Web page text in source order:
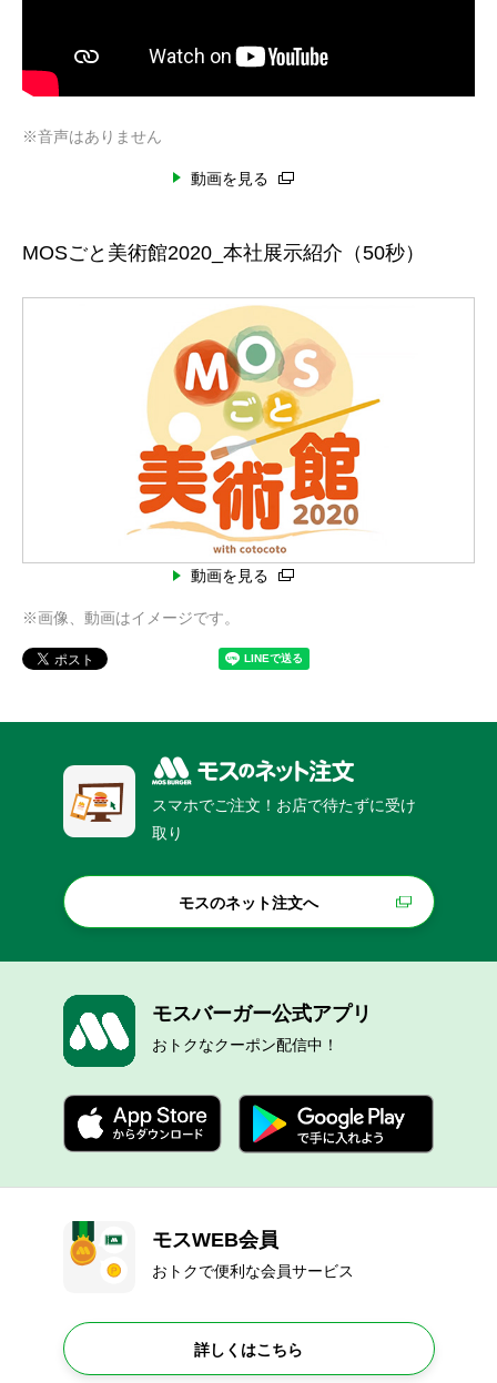
※音声はありません
動画を見る
MOSごと美術館2020_本社展示紹介（50秒）
動画を見る
※画像、動画はイメージです。
スマホでご注文！お店で待たずに受け
取り
モスのネット注文へ
モスバーガー公式アプリ
おトクなクーポン配信中！
モスWEB会員
おトクで便利な会員サービス
詳しくはこちら